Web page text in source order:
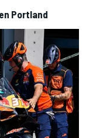
Portland